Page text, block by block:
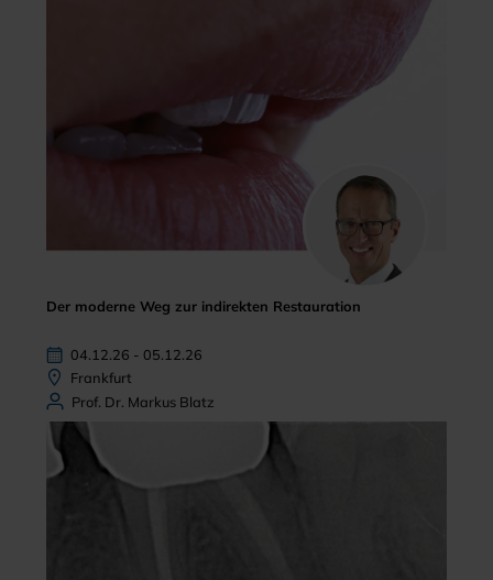
Der moderne Weg zur indirekten Restauration
04.12.26 - 05.12.26
Frankfurt
Prof. Dr. Markus Blatz